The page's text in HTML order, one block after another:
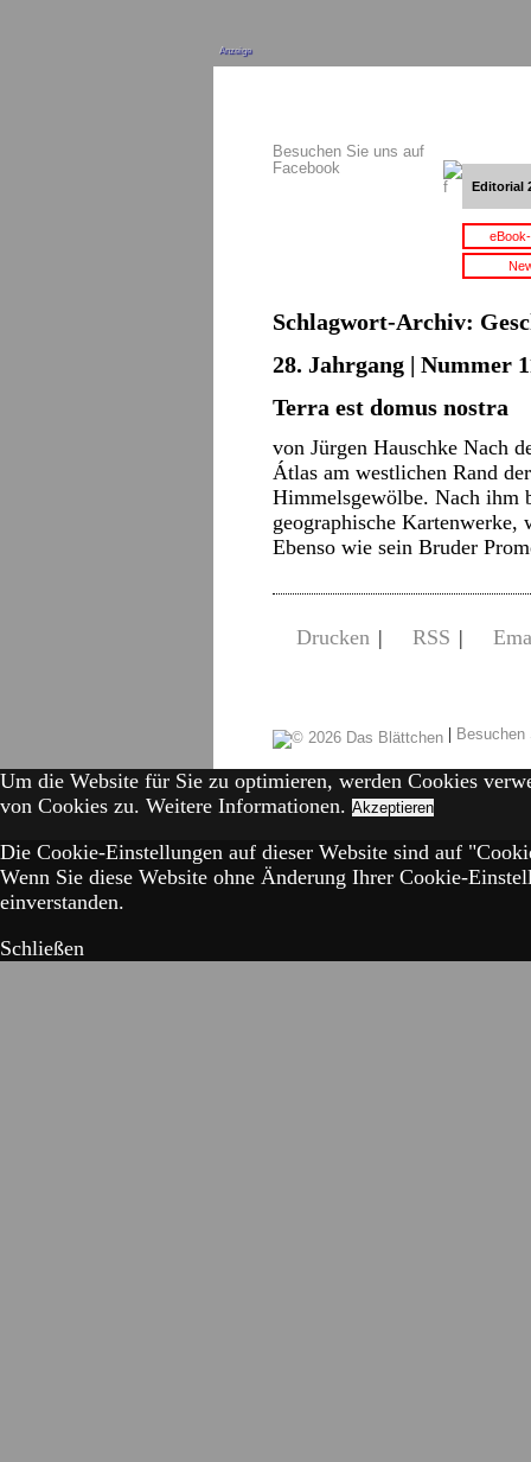
Anzeige
Besuchen Sie uns auf
Facebook
Editorial
Schlagwort-Archiv:
28. Jahrgang | Nummer
Terra est domus nostra
von Jürgen Hauschke Nach
Átlas am westlichen Rand
Himmelsgewölbe. Nach ihm
geographische Kartenwerke,
Ebenso wie sein Bruder
Drucken | RSS |
|
Um die Website für Sie zu optimieren, werden Cookies
von Cookies zu. Weitere Informationen. Akzeptieren
Die Cookie-Einstellungen auf dieser Website sind auf
Wenn Sie diese Website ohne Änderung Ihrer Cookie-
einverstanden.
Schließen